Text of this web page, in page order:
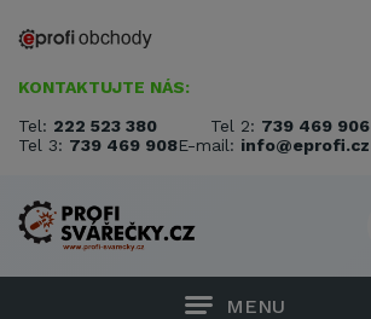
KONTAKTUJTE NÁS:
Tel: 222 523 380 Tel 2: 739 469 906
Tel 3: 739 469 908E-mail: info@eprofi.cz
MENU